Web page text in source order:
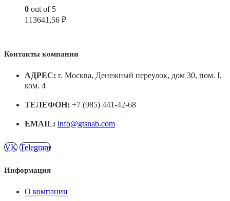
0 out of 5
113641,56 ₽
Контакты компании
АДРЕС: г. Москва, Денежный переулок, дом 30, пом. I,
ком. 4
ТЕЛЕФОН: +7 (985) 441-42-68
EMAIL: info@gtsnab.com
VK Telegram
Информация
О компании